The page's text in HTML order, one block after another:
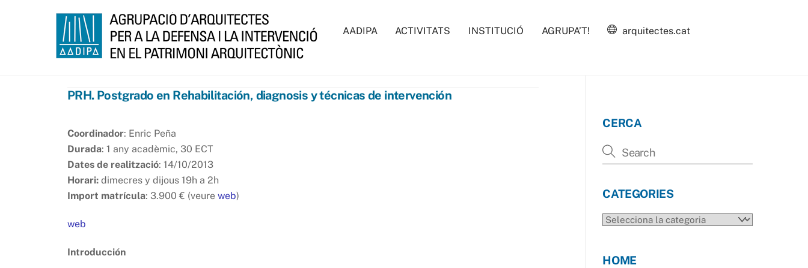
AADIPA ACTIVITATS INSTITUCIÓ AGRUPA’T! arquitectes.cat
PRH. Postgrado en Rehabilitación, diagnosis y técnicas de intervención
Coordinador: Enric Peña
Durada: 1 any acadèmic, 30 ECT
Dates de realització: 14/10/2013
Horari: dimecres y dijous 19h a 2h
Import matrícula: 3.900 € (veure web)
web
Introducción
CERCA
CATEGORIES
CATEGORIES
HOME